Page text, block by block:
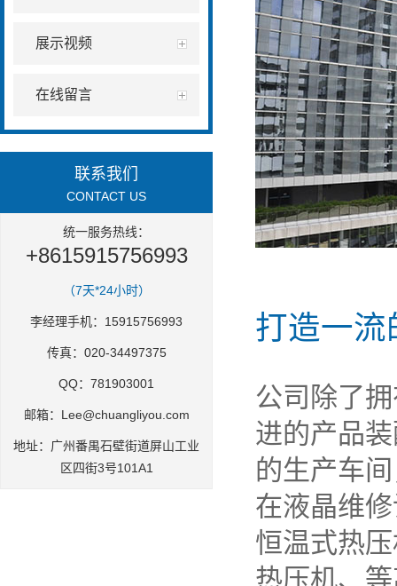
展示视频
在线留言
联系我们
CONTACT US
统一服务热线：
+8615915756993
（7天*24小时）
李经理手机：15915756993
传真：020-34497375
QQ：781903001
邮箱：Lee@chuangliyou.com
地址：广州番禺石壁街道屏山工业
区四街3号101A1
打造一流
公司除了
进的产品
的生产车
在液晶维
恒温式热
热压机、